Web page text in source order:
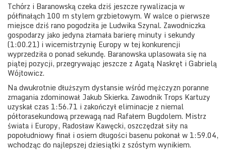
Tchórz i Baranowską czeka dziś jeszcze rywalizacja w
półfinałąch 100 m stylem grzbietowym. W walce o pierwsze
miejsce dziś rano pogodziła je Ludwika Szynal. Zawodniczka
gospodarzy jako jedyna złamała barierę minuty i sekundy
(1:00.21) i wicemistrzynię Europy w tej konkurencji
wyprzedziła o ponad sekundę. Baranowska uplasowała się na
piątej pozycji, przegrywając jeszcze z Agatą Naskręt i Gabrielą
Wójtowicz.
Na dwukrotnie dłuższym dystansie wśród mężczyzn poranne
zmagania zdominował Jakub Skierka. Zawodnik Trops Kartuzy
uzyskał czas 1:56.71 i zakończył eliminacje z niemal
półtorasekundową przewagą nad Rafałem Bugdolem. Mistrz
świata i Europy, Radosław Kawęcki, oszczędzał siły na
popołudniowy finał i osiem długości basenu pokonał w 1:59.04,
wchodząc do najlepszej dziesiątki z szóstym wynikiem.